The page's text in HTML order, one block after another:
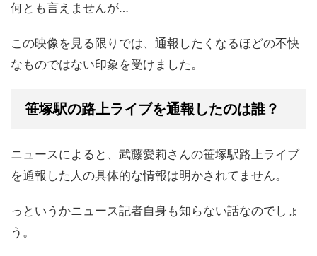
何とも言えませんが…
この映像を見る限りでは、通報したくなるほどの不快
なものではない印象を受けました。
笹塚駅の路上ライブを通報したのは誰？
ニュースによると、武藤愛莉さんの笹塚駅路上ライブ
を通報した人の具体的な情報は明かされてません。
っというかニュース記者自身も知らない話なのでしょ
う。